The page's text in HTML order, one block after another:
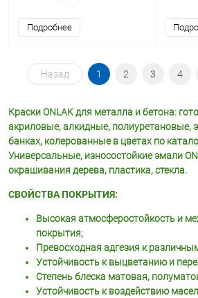
Подробнее
Назад 1 2 3 4
Краски ONLAK для металла и бетона:
акриловые, алкидные, полиуретановые,
банках, колерованные в цветах по
Универсальные, износостойкие эмали
окрашивания дерева, пластика, стекла.
СВОЙСТВА ПОКРЫТИЯ:
Высокая атмосферостойкость и
покрытия;
Превосходная адгезия к
Устойчивость к выцветанию и
Степень блеска матовая,
Устойчивость к воздействию